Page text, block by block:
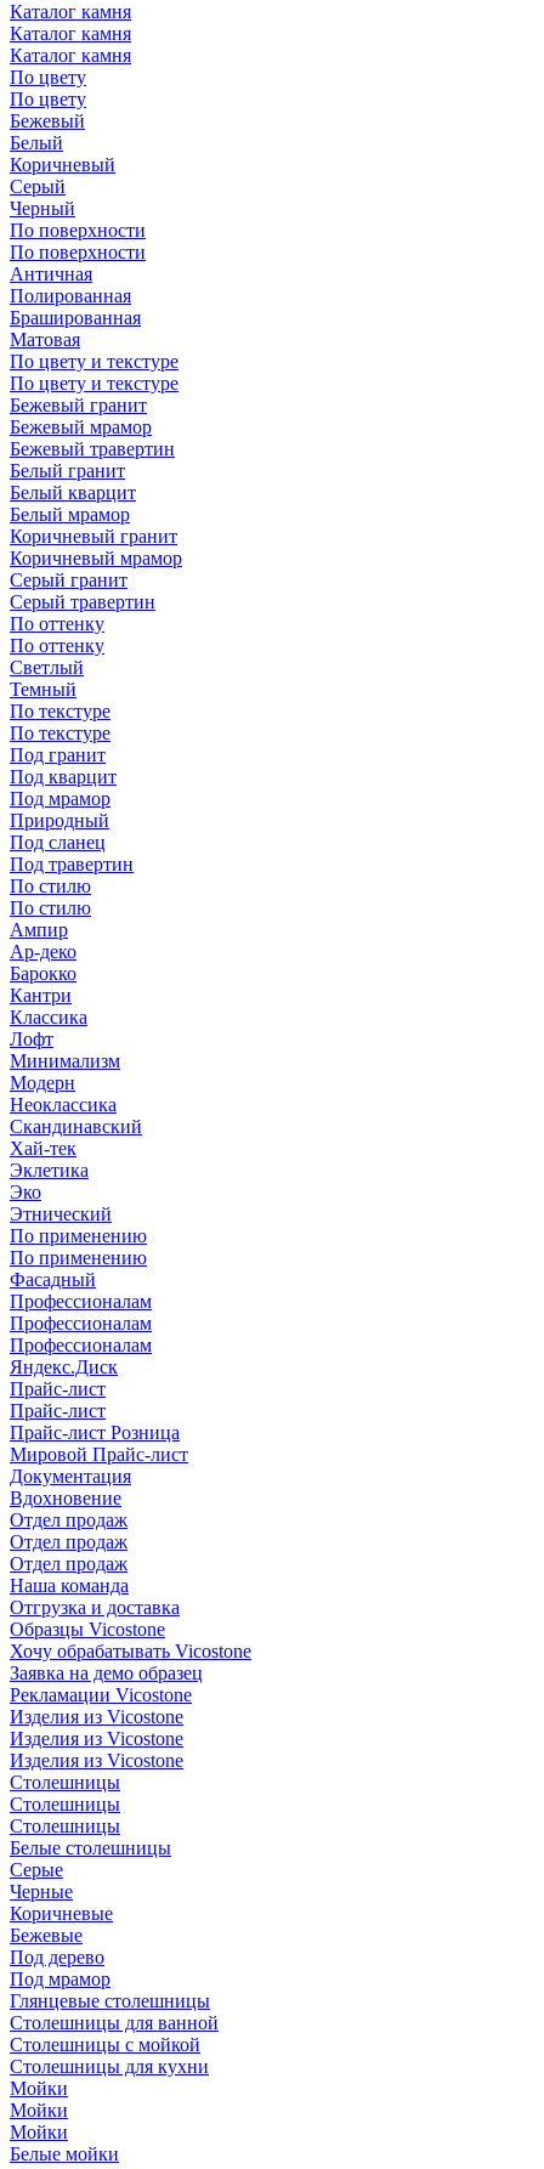
Каталог камня
Каталог камня
Каталог камня
По цвету
По цвету
Бежевый
Белый
Коричневый
Серый
Черный
По поверхности
По поверхности
Античная
Полированная
Брашированная
Матовая
По цвету и текстуре
По цвету и текстуре
Бежевый гранит
Бежевый мрамор
Бежевый травертин
Белый гранит
Белый кварцит
Белый мрамор
Коричневый гранит
Коричневый мрамор
Серый гранит
Серый травертин
По оттенку
По оттенку
Светлый
Темный
По текстуре
По текстуре
Под гранит
Под кварцит
Под мрамор
Природный
Под сланец
Под травертин
По стилю
По стилю
Ампир
Ар-деко
Барокко
Кантри
Классика
Лофт
Минимализм
Модерн
Неоклассика
Скандинавский
Хай-тек
Эклетика
Эко
Этнический
По применению
По применению
Фасадный
Профессионалам
Профессионалам
Профессионалам
Яндекс.Диск
Прайс-лист
Прайс-лист
Прайс-лист Розница
Мировой Прайс-лист
Документация
Вдохновение
Отдел продаж
Отдел продаж
Отдел продаж
Наша команда
Отгрузка и доставка
Образцы Vicostone
Хочу обрабатывать Vicostone
Заявка на демо образец
Рекламации Vicostone
Изделия из Vicostone
Изделия из Vicostone
Изделия из Vicostone
Столешницы
Столешницы
Столешницы
Белые столешницы
Серые
Черные
Коричневые
Бежевые
Под дерево
Под мрамор
Глянцевые столешницы
Столешницы для ванной
Столешницы с мойкой
Столешницы для кухни
Мойки
Мойки
Мойки
Белые мойки